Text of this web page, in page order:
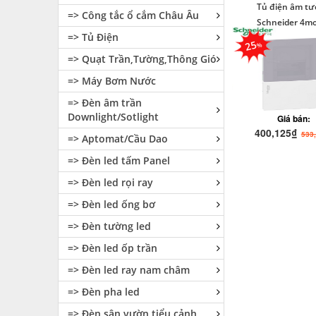
=> Công tắc ổ cắm Châu Âu
=> Tủ Điện
=> Quạt Trần,Tường,Thông Gió
=> Máy Bơm Nước
=> Đèn âm trần
Downlight/Sotlight
=> Aptomat/Cầu Dao
=> Đèn led tấm Panel
=> Đèn led rọi ray
=> Đèn led ống bơ
=> Đèn tường led
=> Đèn led ốp trần
=> Đèn led ray nam châm
=> Đèn pha led
Tủ điện âm
Schneider
25
Giá bán:
400,125₫